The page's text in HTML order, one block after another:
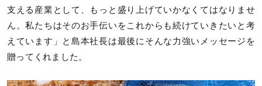
支える産業として、もっと盛り上げていかなくてはなりませ
ん。私たちはそのお手伝いをこれからも続けていきたいと考
えています」と島本社長は最後にそんな力強いメッセージを
贈ってくれました。